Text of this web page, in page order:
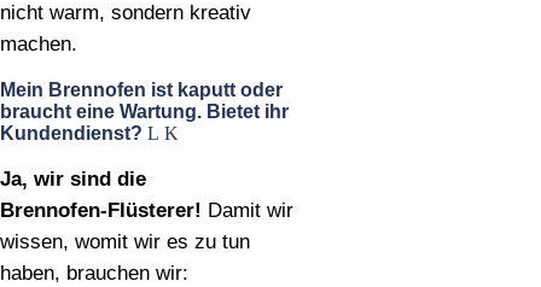
nicht warm, sondern kreativ
machen.
Mein Brennofen ist kaputt oder
braucht eine Wartung. Bietet ihr
Kundendienst?
Ja, wir sind die
Brennofen‑Flüsterer! Damit wir
wissen, womit wir es zu tun
haben, brauchen wir: